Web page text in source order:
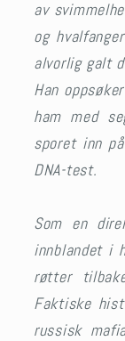
av
og
alvorlig galt
Han
ham med
sporet inn
DNA-test.
Som en
innblandet i
røtter
Faktiske
russisk